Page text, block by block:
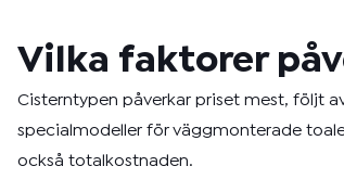
Vilka faktorer
Cisterntypen påverkar priset mest, följt
specialmodeller för väggmonterade
också totalkostnaden.